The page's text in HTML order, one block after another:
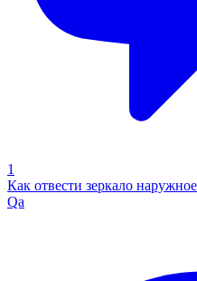
1
Как отвести зеркало
Qa